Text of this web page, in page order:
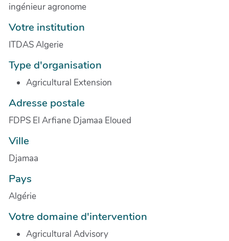
ingénieur agronome
Votre institution
ITDAS Algerie
Type d'organisation
Agricultural Extension
Adresse postale
FDPS El Arfiane Djamaa Eloued
Ville
Djamaa
Pays
Algérie
Votre domaine d'intervention
Agricultural Advisory